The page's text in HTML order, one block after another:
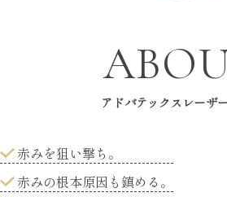
アドバテックスレーザ
赤みを狙い撃ち。
赤みの根本原因も鎮める。